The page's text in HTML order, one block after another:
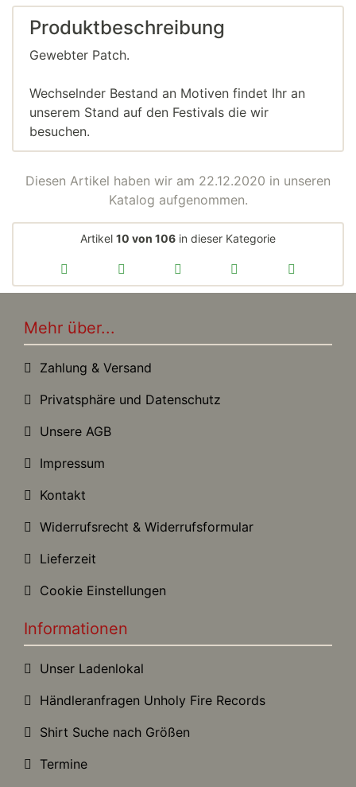
Produktbeschreibung
Gewebter Patch.
Wechselnder Bestand an Motiven findet Ihr an
unserem Stand auf den Festivals die wir
besuchen.
Diesen Artikel haben wir am 22.12.2020 in unseren
Katalog aufgenommen.
Artikel 10 von 106 in dieser Kategorie
Mehr über...
Zahlung & Versand
Privatsphäre und Datenschutz
Unsere AGB
Impressum
Kontakt
Widerrufsrecht & Widerrufsformular
Lieferzeit
Cookie Einstellungen
Informationen
Unser Ladenlokal
Händleranfragen Unholy Fire Records
Shirt Suche nach Größen
Termine